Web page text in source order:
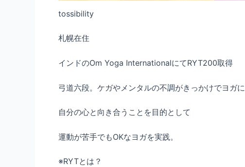
tossibility
札幌在住
インドのOm Yoga InternationalにてRYT200取得
弓道六段。ケガやメンタルの不調がきっかけでヨガ
自分の心と向き合うことを目的として
運動が苦手でもOKなヨガを実践。
※RYTとは？